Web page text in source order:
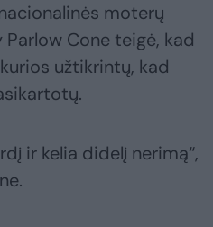
moterų
Cone teigė, kad
užtikrintų, kad
ir kelia didelį nerimą“,